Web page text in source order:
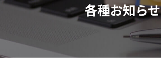
各種お知らせ